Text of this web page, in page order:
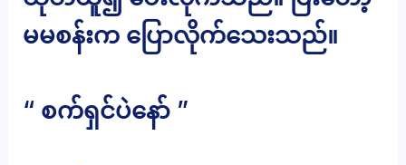
မမစန်းက ပြောလိုက်သေးသည်။
“ စက်ရှင်ပဲနော် ”